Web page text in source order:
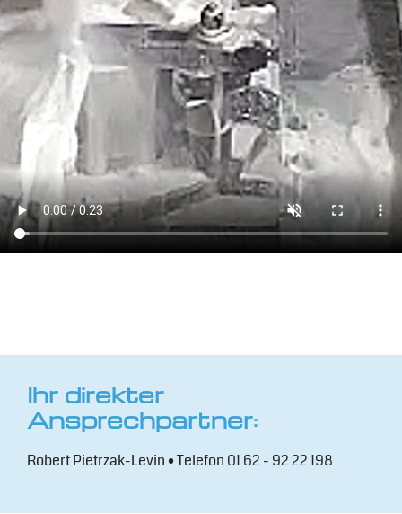
Ihr direkter
Ansprechpartner:
Robert Pietrzak-Levin • Telefon 01 62 - 92 22 198